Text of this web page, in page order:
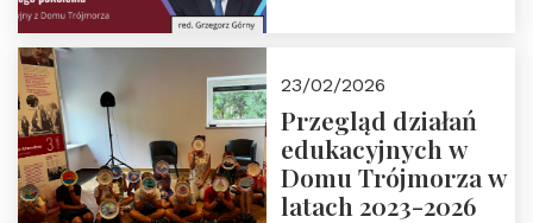
Rozmawiają red.
Grzegorz Górny i
prof. Michał
Łuczewski
23/02/2026
Przegląd działań
edukacyjnych w
Domu Trójmorza w
latach 2023-2026